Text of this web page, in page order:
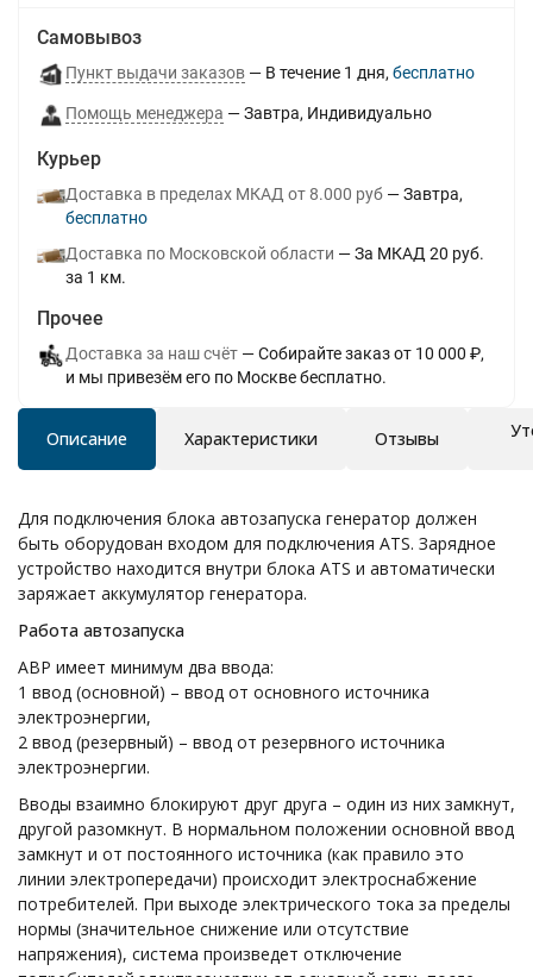
Самовывоз
Пункт выдачи заказов В течение 1 дня Бесплатно
Помощь менеджера Завтра Индивидуально
Курьер
Доставка в пределах МКАД от 8.000 руб
Завтра
Бесплатно
Доставка по Московской области
За МКАД 20 руб.
за 1 км.
Прочее
Доставка за наш счёт
Собирайте заказ от 10 000 ₽,
и мы привезём его по Москве бесплатно.
Описание Характеристики Отзывы
Для подключения блока автозапуска генератор должен
быть оборудован входом для подключения ATS. Зарядное
устройство находится внутри блока ATS и автоматически
заряжает аккумулятор генератора.
Работа автозапуска
АВР имеет минимум два ввода:
1 ввод (основной) – ввод от основного источника
электроэнергии,
2 ввод (резервный) – ввод от резервного источника
электроэнергии.
Вводы взаимно блокируют друг друга – один из них замкнут,
другой разомкнут. В нормальном положении основной ввод
замкнут и от постоянного источника (как правило это
линии электропередачи) происходит электроснабжение
потребителей. При выходе электрического тока за пределы
нормы (значительное снижение или отсутствие
напряжения), система произведет отключение